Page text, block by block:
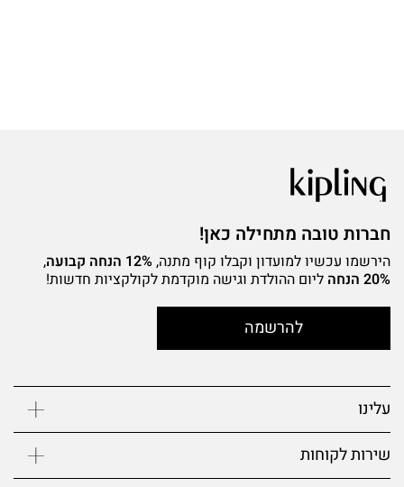
חברות טובה מתחילה כאן!
הירשמו עכשיו למועדון וקבלו קוף מתנה, 12% הנחה קבועה
,
20% הנחה
ליום ההולדת וגישה מוקדמת לקולקציות חדשות!
להרשמה
עלינו
שירות לקוחות